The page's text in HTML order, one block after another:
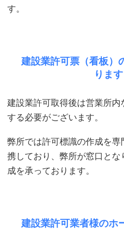
す。
建設業許可票（看板）
ります
建設業許可取得後は営業所
する必要がございます。
弊所では許可標識の作成を
携しており、弊所が窓口と
成を承っております。
建設業許可業者様のホ